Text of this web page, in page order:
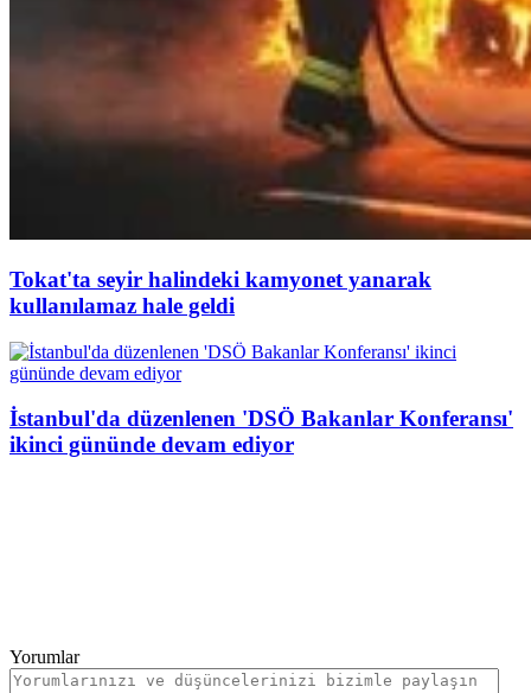
Tokat'ta seyir halindeki kamyonet yanarak
kullanılamaz hale geldi
İstanbul'da düzenlenen 'DSÖ Bakanlar Konferansı'
ikinci gününde devam ediyor
Yorumlar